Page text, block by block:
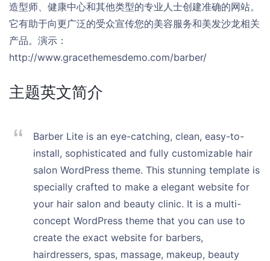
造型师、健康中心和其他类型的专业人士创建准确的网站。
它有助于向更广泛的受众宣传您的美容服务和美发沙龙相关
产品。演示：
http://www.gracethemesdemo.com/barber/
主题英文简介
Barber Lite is an eye-catching, clean, easy-to-
install, sophisticated and fully customizable hair
salon WordPress theme. This stunning template is
specially crafted to make a elegant website for
your hair salon and beauty clinic. It is a multi-
concept WordPress theme that you can use to
create the exact website for barbers,
hairdressers, spas, massage, makeup, beauty